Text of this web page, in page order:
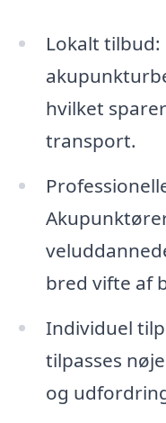
Lokalt
hvilket
transport.
bred vifte af
Individuel
tilpasses
og